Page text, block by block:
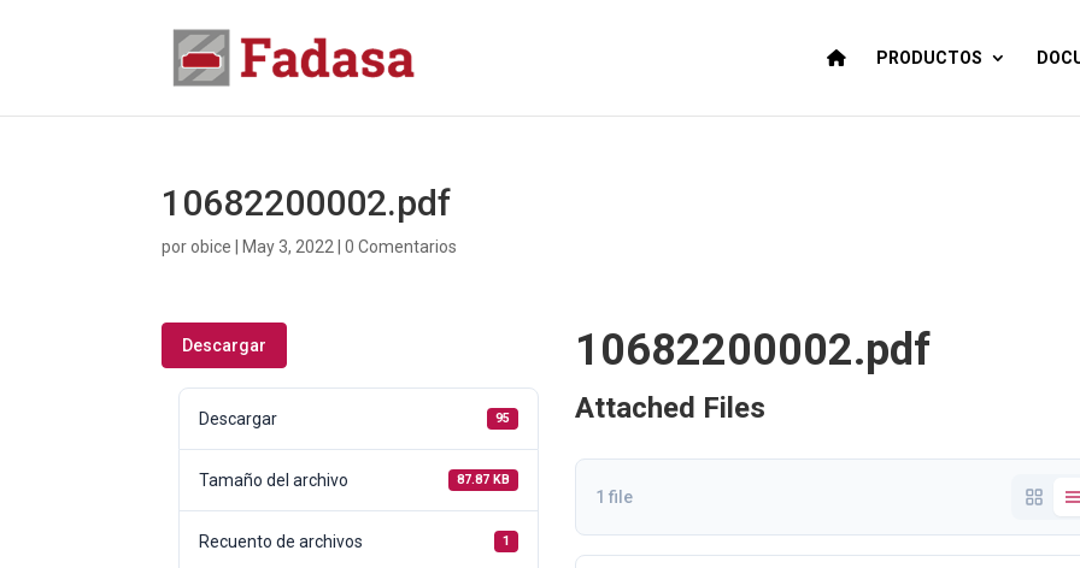
PRODUCTOS
10682200002.pdf
porobice May 3, 2022 |0 Comentarios
Descargar
Descargar 95
Tamaño del archivo 87.87 KB
Recuento de archivos 1
10682200002.pdf
Attached Files
1 file